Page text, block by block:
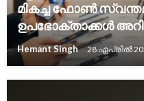
മികച്ച ഫോൺ
ഉപഭോക്താക്കൾ
Hemant Singh 28 ഏപ്രിൽ